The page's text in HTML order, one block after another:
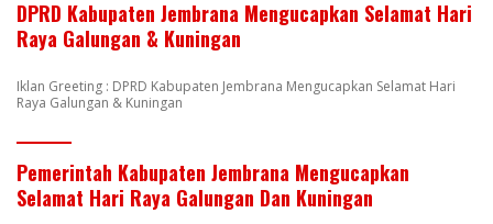
DPRD Kabupaten Jembrana Mengucapkan Selamat Hari
Raya Galungan & Kuningan
Iklan Greeting : DPRD Kabupaten Jembrana Mengucapkan Selamat Hari
Raya Galungan & Kuningan
Pemerintah Kabupaten Jembrana Mengucapkan
Selamat Hari Raya Galungan Dan Kuningan